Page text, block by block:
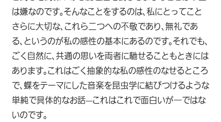
は嫌なのです。そんなことをするのは、私にとってこと
さらに大切な、これら二つへの不敬であり、無礼であ
る、というのが私の感性の基本にあるのです。それでも、
ごく自然に、共通の思いを両者に馳せることもときには
あります。これはごく抽象的な私の感性のなせるところ
で、蝶をテーマにした音楽を昆虫学に結びつけるような
単純で具体的なお話—これはこれで面白いが―ではな
いのです。